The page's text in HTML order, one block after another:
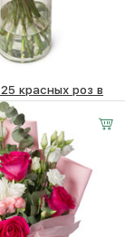
красных роз в
вазе
7570₽